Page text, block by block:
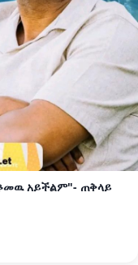
አይችልም"- ጠቅላይ